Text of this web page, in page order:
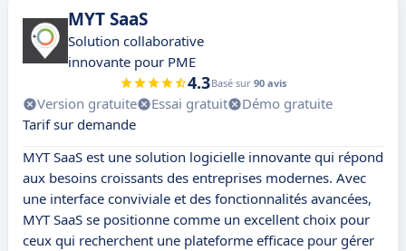
MYT SaaS
Solution collaborative
innovante pour PME
4.3Basé sur 90 avis
Version gratuite Essai gratuit
Démo gratuite
Tarif sur demande
MYT SaaS est une solution logicielle innovante qui répond
aux besoins croissants des entreprises modernes. Avec
une interface conviviale et des fonctionnalités avancées,
MYT SaaS se positionne comme un excellent choix pour
ceux qui recherchent une plateforme efficace pour gérer